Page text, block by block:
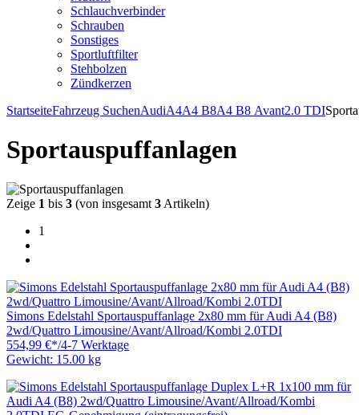
Schlauchverbinder
Schrauben
Sonstiges
Sportluftfilter
Stehbolzen
Zündkerzen
StartseiteFahrzeug SuchenAudiA4A4 B8A4 B8 Avant2.0 TDI
Sportauspuffanlagen
Zeige 1 bis 3 (von insgesamt 3 Artikeln)
1
Simons Edelstahl Sportauspuffanlage 2x80 mm für Audi A4 (B8)
2wd/Quattro Limousine/Avant/Allroad/Kombi 2.0TDI
554,99 €*/4-7 Werktage
Gewicht: 15.00 kg